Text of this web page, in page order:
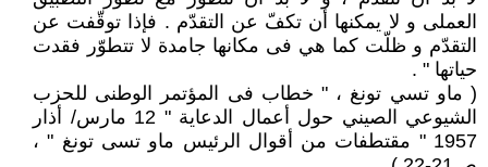
العملى و لا يمكنها أن تكفّ عن التقدّم . فإذا توقّفت عن
التقدّم و ظلّت كما هي فى مكانها جامدة لا تتطوّر فقدت
حياتها " .
( ماو تسي تونغ ، " خطاب فى المؤتمر الوطنى للحزب
الشيوعي الصيني حول أعمال الدعاية " 12 مارس/ أذار
1957 " مقتطفات من أقوال الرئيس ماو تسى تونغ " ،